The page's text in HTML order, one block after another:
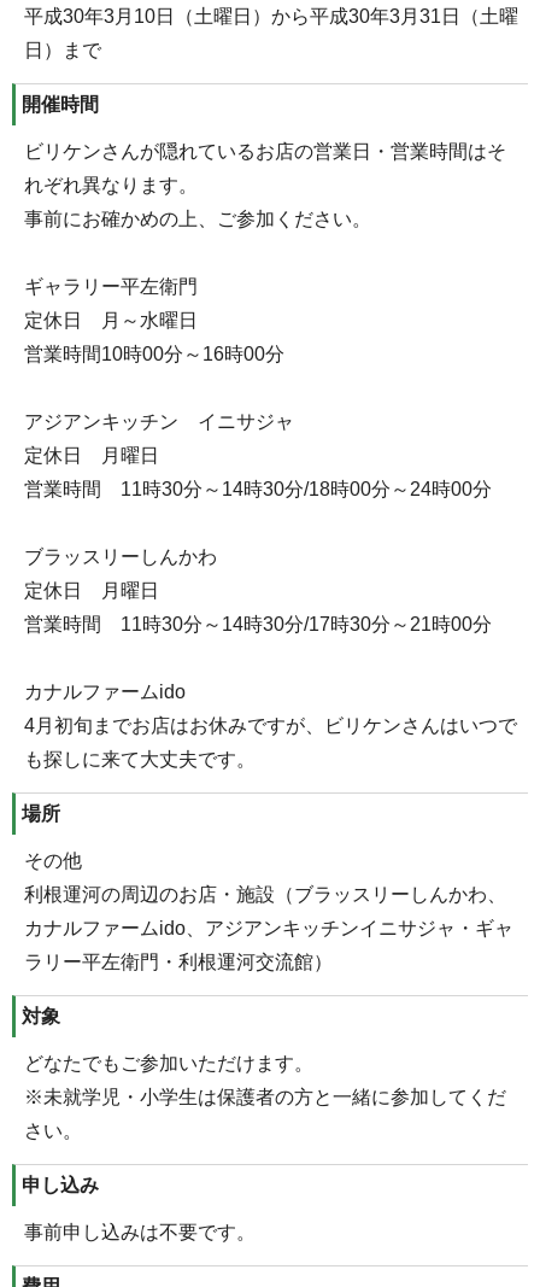
平成30年3月10日（土曜日）から平成30年3月31日（土曜
日）まで
開催時間
ビリケンさんが隠れているお店の営業日・営業時間はそ
れぞれ異なります。
事前にお確かめの上、ご参加ください。
ギャラリー平左衛門
定休日 月～水曜日
営業時間10時00分～16時00分
アジアンキッチン イニサジャ
定休日 月曜日
営業時間 11時30分～14時30分/18時00分～24時00分
ブラッスリーしんかわ
定休日 月曜日
営業時間 11時30分～14時30分/17時30分～21時00分
カナルファームido
4月初旬までお店はお休みですが、ビリケンさんはいつで
も探しに来て大丈夫です。
場所
その他
利根運河の周辺のお店・施設（ブラッスリーしんかわ、
カナルファームido、アジアンキッチンイニサジャ・ギャ
ラリー平左衛門・利根運河交流館）
対象
どなたでもご参加いただけます。
※未就学児・小学生は保護者の方と一緒に参加してくだ
さい。
申し込み
事前申し込みは不要です。